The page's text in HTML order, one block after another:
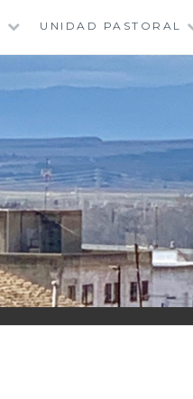
UNIDAD PASTORAL